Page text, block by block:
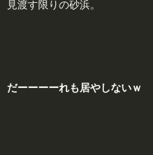
見渡す限りの砂浜。
だーーーーれも居やしないｗ